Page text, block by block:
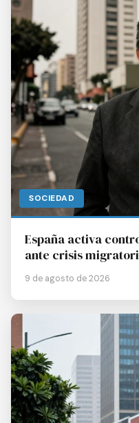
SOCIEDAD
España activa
ante crisis
9 de agosto de 2026